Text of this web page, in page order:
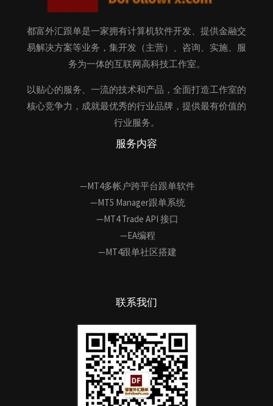
都富外汇跟单是一家拥有计算机软件开发、提供金融交
易解决方案等业务，集开发（主营）、咨询、实施、服
务为一体的互联网高科技工作室。
以贴心的服务、一流的技术和产品，全面打造工作室的
核心竞争力，成就最优秀的行业品牌，提供最有价值的
行业服务。
服务内容
—MT4多帐户跨平台跟单软件
—MT5 Manager跟单系统
—MT4 Trade API 接口
—EA编程
—MT4跟单社区搭建
联系我们